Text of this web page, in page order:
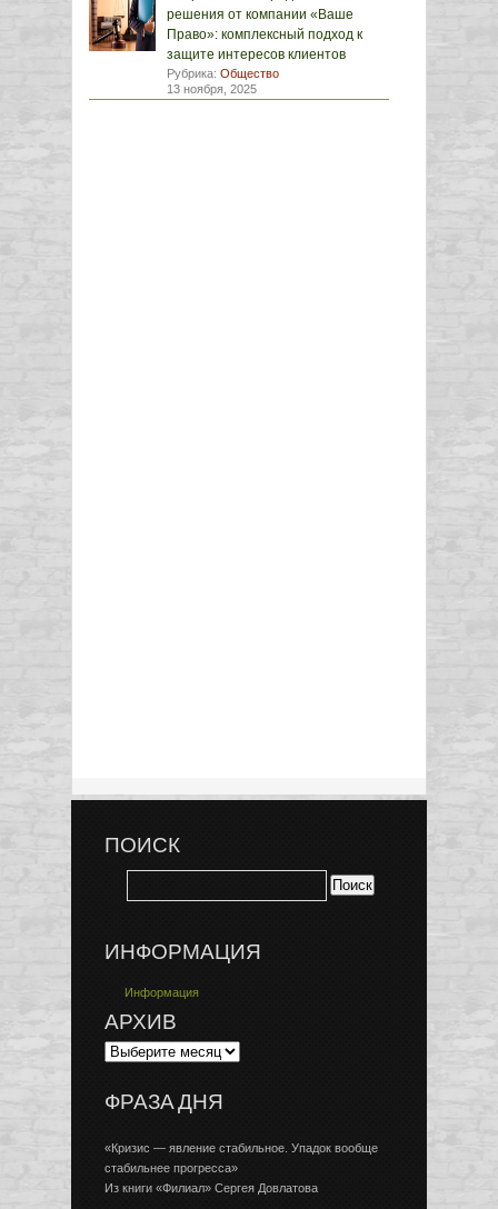
решения от компании «Ваше
Право»: комплексный подход к
защите интересов клиентов
Рубрика: Общество
13 ноября, 2025
ПОИСК
ИНФОРМАЦИЯ
Информация
АРХИВ
ФРАЗА ДНЯ
«Кризис — явление стабильное. Упадок вообще
стабильнее прогресса»
Из книги «Филиал» Сергея Довлатова